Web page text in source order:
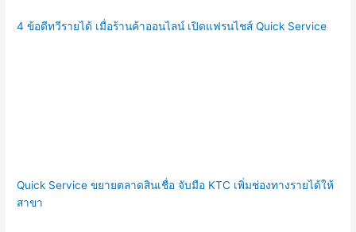
4 ข้อดีทวีรายได้ เมื่อร้านค้าออนไลน์ เปิดแฟรนไชส์ Quick Service
Quick Service ขยายตลาดสินเชื่อ จับมือ KTC เพิ่มช่องทางรายได้ให้
สาขา